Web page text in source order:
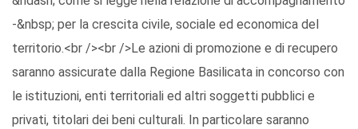
-&nbsp; per la crescita civile, sociale ed economica del
territorio.<br /><br />Le azioni di promozione e di recupero
saranno assicurate dalla Regione Basilicata in concorso con
le istituzioni, enti territoriali ed altri soggetti pubblici e
privati, titolari dei beni culturali. In particolare saranno